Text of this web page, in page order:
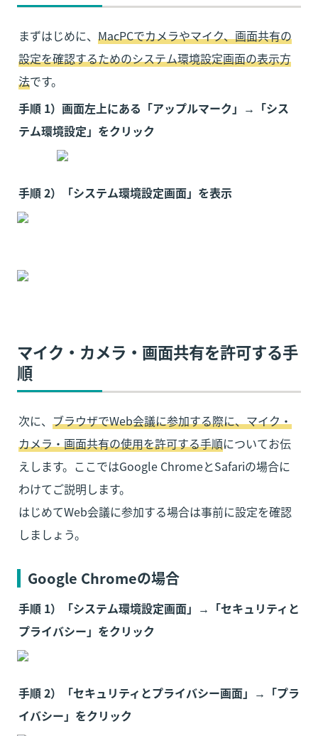
まずはじめに、 MacPCでカメラやマイク、画面共有の
設定を確認するためのシステム環境設定画面の表示方
法です。
手順 1）画面左上にある「アップルマーク」→「シス
テム環境設定」をクリック
手順 2）「システム環境設定画面」を表示
マイク・カメラ・画面共有を許可する手
順
次に、 ブラウザでWeb会議に参加する際に、マイク・
カメラ・画面共有の使用を許可する手順についてお伝
えします。ここではGoogle ChromeとSafariの場合に
わけてご説明します。
はじめてWeb会議に参加する場合は事前に設定を確認
しましょう。
Google Chromeの場合
手順 1）「システム環境設定画面」→「セキュリティと
プライバシー」をクリック
手順 2）「セキュリティとプライバシー画面」→「プラ
イバシー」をクリック